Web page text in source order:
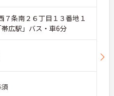
７条南２６丁目１３番地１
広駅」バス・車6分